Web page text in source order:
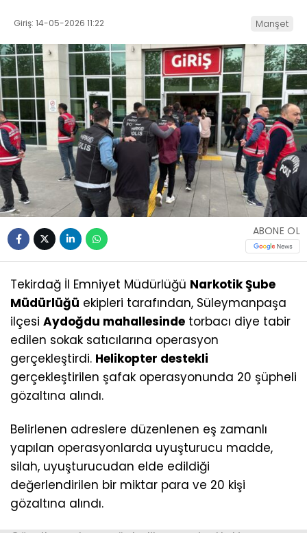
Giriş: 14-05-2026 11:22 Manşet
ABONE OL
Tekirdağ İl Emniyet Müdürlüğü Narkotik Şube
Müdürlüğü ekipleri tarafından, Süleymanpaşa
ilçesi Aydoğdu mahallesinde torbacı diye tabir
edilen sokak satıcılarına operasyon
gerçekleştirdi. Helikopter destekli
gerçekleştirilen şafak operasyonunda 20 şüpheli
gözaltına alındı.
Belirlenen adreslere düzenlenen eş zamanlı
yapılan operasyonlarda uyuşturucu madde,
silah, uyuşturucudan elde edildiği
değerlendirilen bir miktar para ve 20 kişi
gözaltına alındı.